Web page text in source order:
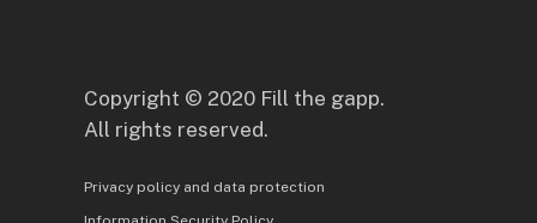
Copyright © 2020 Fill the gapp.
All rights reserved.
Privacy policy and data protection